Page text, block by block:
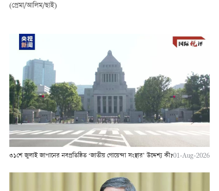
(প্রেমা/আলিম/ছাই)
৩১শে জুলাই জাপানের নবপ্রতিষ্ঠিত ‘জাতীয় গোয়েন্দা সংস্থার’ উদ্দেশ্য কী?01-Aug-2026